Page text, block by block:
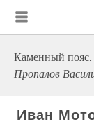
Каменный пояс,
Пропалов
Иван